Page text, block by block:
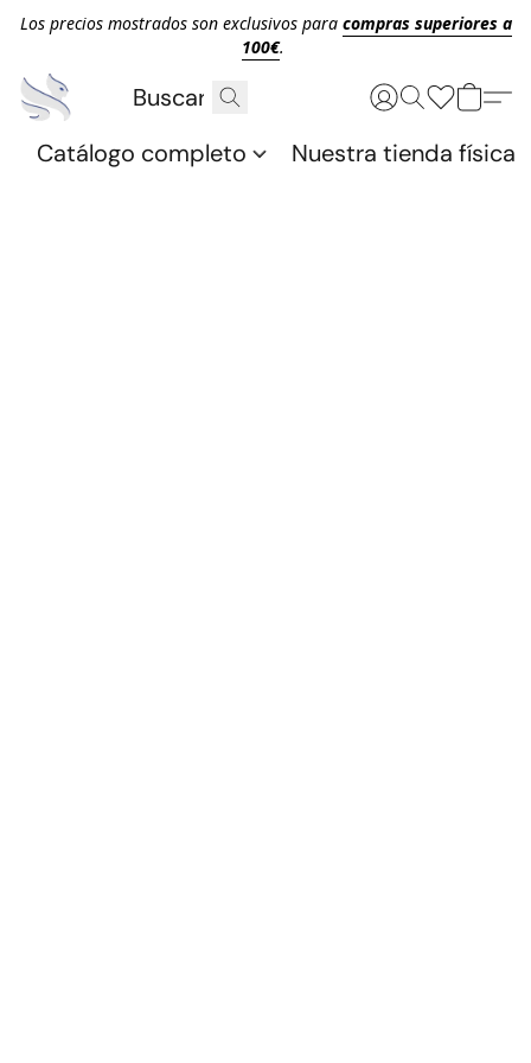
Los precios mostrados son exclusivos para compras superiores a
100€.
Catálogo completo Nuestra tienda física